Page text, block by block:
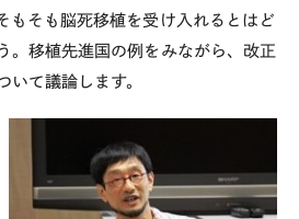
もそも脳死移植を受け入れるとはど
。移植先進国の例をみながら、改正
いて議論します。